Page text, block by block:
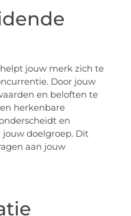
jouw merk zich te
Door jouw
en beloften te
herkenbare
en
doelgroep. Dit
aan jouw